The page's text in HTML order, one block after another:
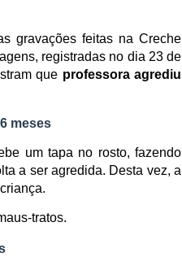
gravações feitas na Creche
registradas no dia 23 de
que professora agrediu
meses
um tapa no rosto, fazendo
a ser agredida. Desta vez, a
tratos.